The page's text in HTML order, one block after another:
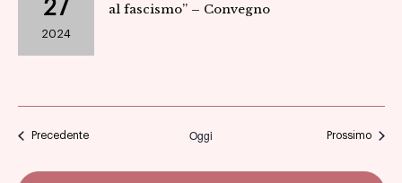
27
2024
al fascismo” – Convegno
PrecedenteEventi Oggi ProssimoEventi